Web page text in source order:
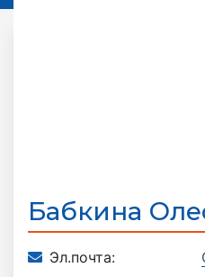
Бабкина
Эл.почта: